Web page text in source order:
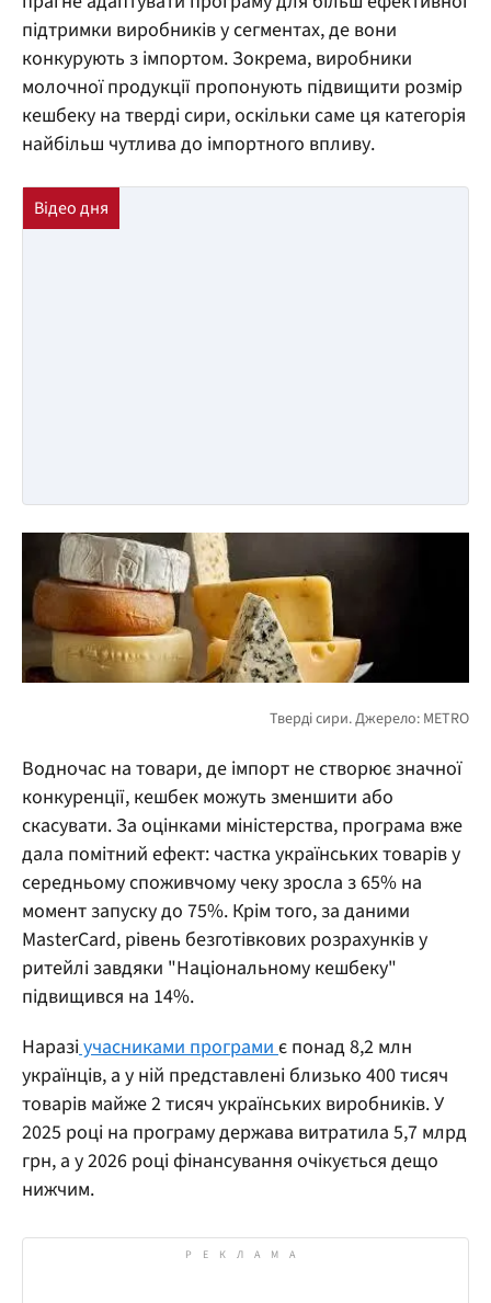
підтримки виробників у сегментах, де вони
конкурують з імпортом. Зокрема, виробники
молочної продукції пропонують підвищити розмір
кешбеку на тверді сири, оскільки саме ця категорія
найбільш чутлива до імпортного впливу.
Водночас на товари, де імпорт не створює значної
конкуренції, кешбек можуть зменшити або
скасувати. За оцінками міністерства, програма вже
дала помітний ефект: частка українських товарів у
середньому споживчому чеку зросла з 65% на
момент запуску до 75%. Крім того, за даними
MasterCard, рівень безготівкових розрахунків у
ритейлі завдяки "Національному кешбеку"
підвищився на 14%.
Наразіучасниками програмиє понад 8,2 млн
українців, а у ній представлені близько 400 тисяч
товарів майже 2 тисяч українських виробників. У
2025 році на програму держава витратила 5,7 млрд
грн, а у 2026 році фінансування очікується дещо
нижчим.